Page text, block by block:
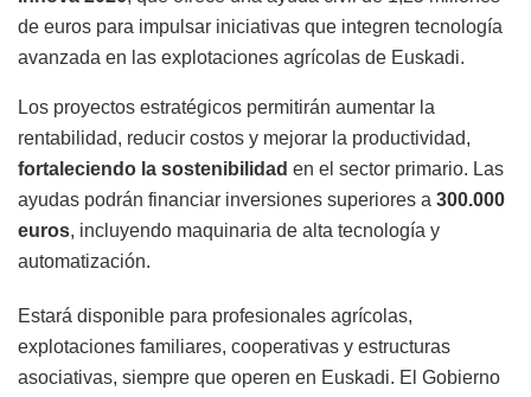
de euros para impulsar iniciativas que integren tecnología
avanzada en las explotaciones agrícolas de Euskadi.
Los proyectos estratégicos permitirán aumentar la
rentabilidad, reducir costos y mejorar la productividad,
fortaleciendo la sostenibilidad en el sector primario. Las
ayudas podrán financiar inversiones superiores a 300.000
euros, incluyendo maquinaria de alta tecnología y
automatización.
Estará disponible para profesionales agrícolas,
explotaciones familiares, cooperativas y estructuras
asociativas, siempre que operen en Euskadi. El Gobierno